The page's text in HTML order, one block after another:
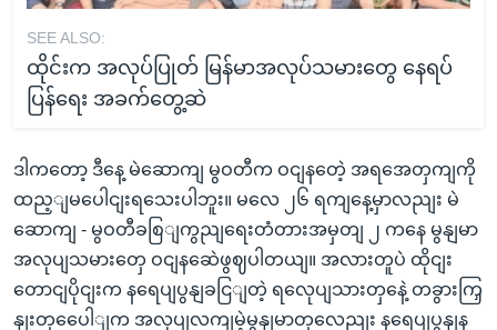
SEE ALSO:
ထိုင်းက အလုပ်ပြုတ် မြန်မာအလုပ်သမားတွေ နေရပ်
ပြန်ရေး အခက်တွေ့ဆဲ
ဒါကတော့ ဒီနေ့ မဲဆောကျ မွဝတီက ဝငျနတေဲ့ အရအေတှကျကို
ထည့ျမပေါငျးရသေးပါဘူး။ မလေ ၂၆ ရကျနေ့မှာလညျး မဲ
ဆောကျ - မွဝတီခစြျကွညျရေးတံတားအမှတျ ၂ ကနေ မွနျမာ
အလုပျသမားတှေ ဝငျနဆေဲဖွဈပါတယျ။ အလားတူပဲ ထိုငျး
တောငျပိုငျးက နရေပျပွနျခငြျတဲ့ ရလေုပျသားတှနေဲ့ တခွားကြှ
နျးတှပေေါျက အလုပျလကျမဲ့မွနျမာတှလေညျး နရေပျပွနျန